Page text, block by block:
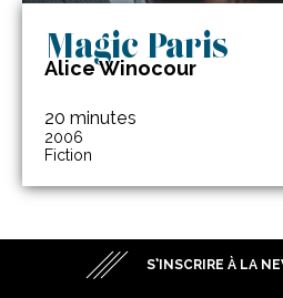
Magic Paris
Alice Winocour
20 minutes
2006
Fiction
S’INSCRIRE À LA